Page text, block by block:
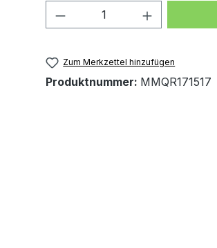
Produkt Anzahl:
Zum Merkzettel hinzufügen
Produktnummer: MMQR171517